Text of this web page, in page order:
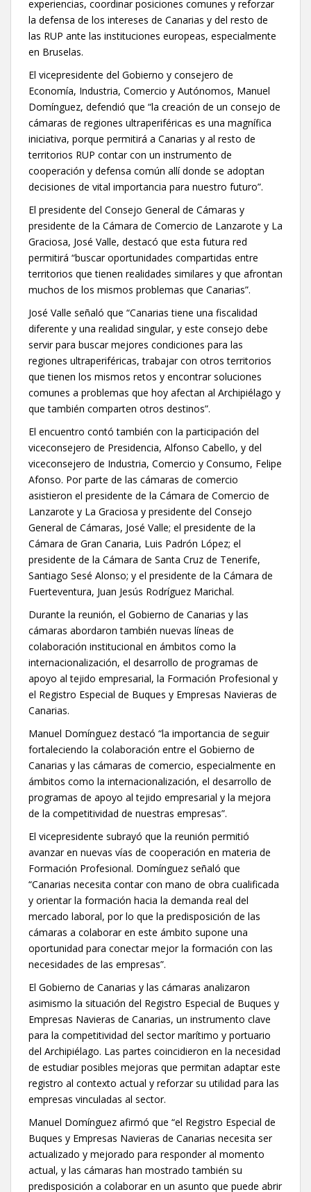
experiencias, coordinar posiciones comunes y reforzar
la defensa de los intereses de Canarias y del resto de
las RUP ante las instituciones europeas, especialmente
en Bruselas.
El vicepresidente del Gobierno y consejero de
Economía, Industria, Comercio y Autónomos, Manuel
Domínguez, defendió que “la creación de un consejo de
cámaras de regiones ultraperiféricas es una magnífica
iniciativa, porque permitirá a Canarias y al resto de
territorios RUP contar con un instrumento de
cooperación y defensa común allí donde se adoptan
decisiones de vital importancia para nuestro futuro”.
El presidente del Consejo General de Cámaras y
presidente de la Cámara de Comercio de Lanzarote y La
Graciosa, José Valle, destacó que esta futura red
permitirá “buscar oportunidades compartidas entre
territorios que tienen realidades similares y que afrontan
muchos de los mismos problemas que Canarias”.
José Valle señaló que “Canarias tiene una fiscalidad
diferente y una realidad singular, y este consejo debe
servir para buscar mejores condiciones para las
regiones ultraperiféricas, trabajar con otros territorios
que tienen los mismos retos y encontrar soluciones
comunes a problemas que hoy afectan al Archipiélago y
que también comparten otros destinos”.
El encuentro contó también con la participación del
viceconsejero de Presidencia, Alfonso Cabello, y del
viceconsejero de Industria, Comercio y Consumo, Felipe
Afonso. Por parte de las cámaras de comercio
asistieron el presidente de la Cámara de Comercio de
Lanzarote y La Graciosa y presidente del Consejo
General de Cámaras, José Valle; el presidente de la
Cámara de Gran Canaria, Luis Padrón López; el
presidente de la Cámara de Santa Cruz de Tenerife,
Santiago Sesé Alonso; y el presidente de la Cámara de
Fuerteventura, Juan Jesús Rodríguez Marichal.
Durante la reunión, el Gobierno de Canarias y las
cámaras abordaron también nuevas líneas de
colaboración institucional en ámbitos como la
internacionalización, el desarrollo de programas de
apoyo al tejido empresarial, la Formación Profesional y
el Registro Especial de Buques y Empresas Navieras de
Canarias.
Manuel Domínguez destacó “la importancia de seguir
fortaleciendo la colaboración entre el Gobierno de
Canarias y las cámaras de comercio, especialmente en
ámbitos como la internacionalización, el desarrollo de
programas de apoyo al tejido empresarial y la mejora
de la competitividad de nuestras empresas”.
El vicepresidente subrayó que la reunión permitió
avanzar en nuevas vías de cooperación en materia de
Formación Profesional. Domínguez señaló que
“Canarias necesita contar con mano de obra cualificada
y orientar la formación hacia la demanda real del
mercado laboral, por lo que la predisposición de las
cámaras a colaborar en este ámbito supone una
oportunidad para conectar mejor la formación con las
necesidades de las empresas”.
El Gobierno de Canarias y las cámaras analizaron
asimismo la situación del Registro Especial de Buques y
Empresas Navieras de Canarias, un instrumento clave
para la competitividad del sector marítimo y portuario
del Archipiélago. Las partes coincidieron en la necesidad
de estudiar posibles mejoras que permitan adaptar este
registro al contexto actual y reforzar su utilidad para las
empresas vinculadas al sector.
Manuel Domínguez afirmó que “el Registro Especial de
Buques y Empresas Navieras de Canarias necesita ser
actualizado y mejorado para responder al momento
actual, y las cámaras han mostrado también su
predisposición a colaborar en un asunto que puede abrir